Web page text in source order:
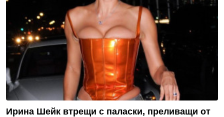
Ирина Шейк втрещи с паласки, преливащи от